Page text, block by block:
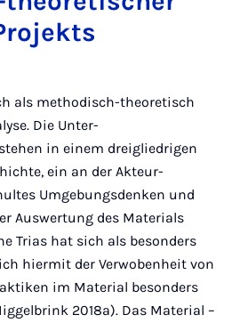
als methodisch-theoretisch
Die Unter­
in einem dreigliedrigen
ein an der Akteur-
Umgebungsdenken und
Auswertung des Materials
Trias hat sich als besonders
hiermit der Verwobenheit von
im Material besonders
2018a). Das Material –